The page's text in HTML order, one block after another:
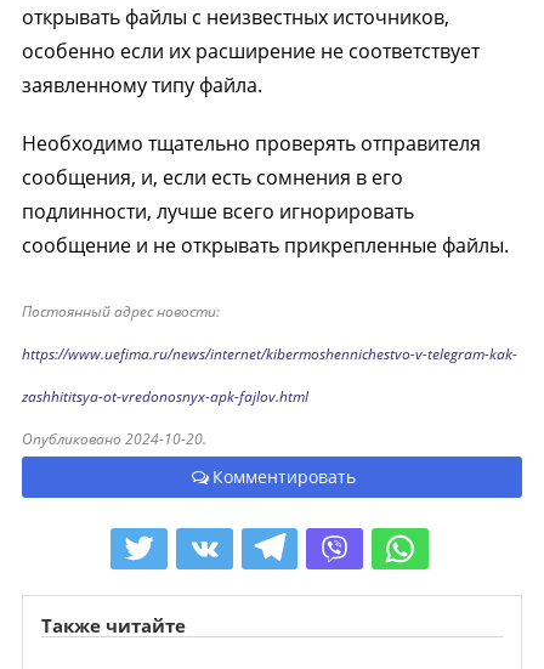
открывать файлы с неизвестных источников,
особенно если их расширение не соответствует
заявленному типу файла.
Необходимо тщательно проверять отправителя
сообщения, и, если есть сомнения в его
подлинности, лучше всего игнорировать
сообщение и не открывать прикрепленные файлы.
Постоянный адрес новости:
https://www.uefima.ru/news/internet/kibermoshennichestvo-v-telegram-kak-
zashhititsya-ot-vredonosnyx-apk-fajlov.html
Опубликовано 2024-10-20.
Комментировать
Также читайте